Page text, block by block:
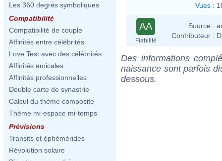
Les 360 degrés symboliques
Compatibilité
Compatibilité de couple
Affinités entre célébrités
Love Test avec des célébrités
Affinités amicales
Affinités professionnelles
Double carte de synastrie
Calcul du thème composite
Thème mi-espace mi-temps
Prévisions
Transits et éphémérides
Révolution solaire
Vues :
AA
Fiabilité
Source :
Contributeur :
Des informations
naissance sont parfois
dessous.